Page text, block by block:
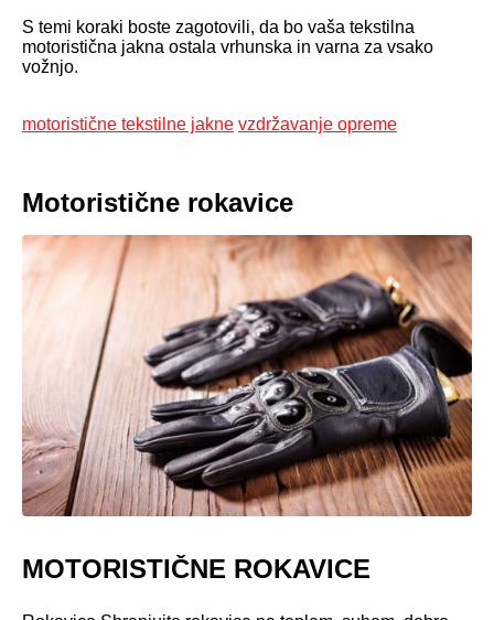
S temi koraki boste zagotovili, da bo vaša tekstilna
motoristična jakna ostala vrhunska in varna za vsako
vožnjo.
motoristične tekstilne jakne vzdržavanje opreme
Motoristične rokavice
MOTORISTIČNE ROKAVICE